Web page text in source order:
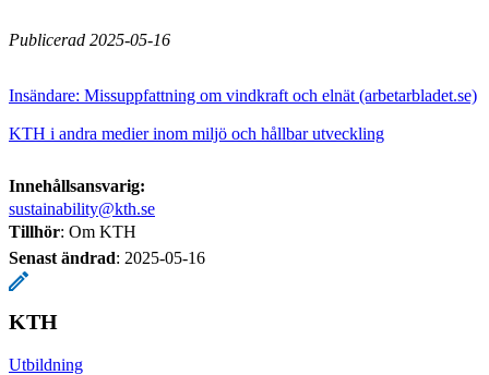
Publicerad 2025-05-16
Insändare: Missuppfattning om vindkraft och elnät (arbetarbladet.se)
KTH i andra medier inom miljö och hållbar utveckling
Innehållsansvarig:
sustainability@kth.se
Tillhör: Om KTH
Senast ändrad: 2025-05-16
KTH
Utbildning